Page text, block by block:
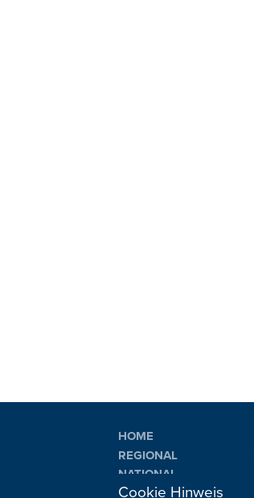
HOME
REGIONAL
NATIONAL
INTERNATIONAL
Cookie Hinweis